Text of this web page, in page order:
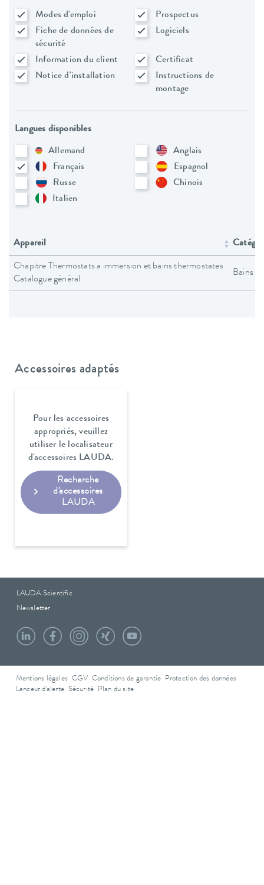
Modes d'emploi
Prospectus
Fiche de données de
sécurité
Logiciels
Information du client
Certificat
Notice d'installation
Instructions de
montage
Langues disponibles
Allemand
Anglais
Français
Espagnol
Russe
Chinois
Italien
Appareil
Chapitre Thermostats a immersion et bains thermostates
Catalogue général
Bains
Accessoires adaptés
Pour les accessoires
appropriés, veuillez
utiliser le localisateur
d'accessoires LAUDA.
Recherche
d'accessoires
LAUDA
LAUDA Scientific
Newsletter
Mentions légales CGV Conditions de garantie
Protection des données
Lanceur d'alerte Sécurité Plan du site